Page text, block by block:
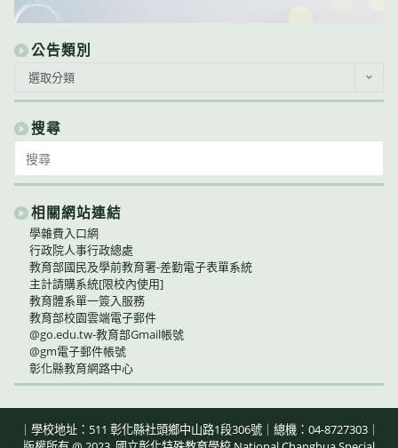
公告類別
類
別
選取分類
搜尋
for:
相關網站連結
學雜費入口網
行政院人事行政總處
教育部國民及學前教育署-差勤電子表單系統
主計請購系統[限校內使用]
教育體系單一簽入服務
教育部校園雲端電子郵件
@go.edu.tw-教育部Gmail帳號
@gm電子郵件帳號
彰化縣教育網路中心
｜學校地址：511 彰化縣社頭鄉中山路1段306號｜總機：04-8727303｜